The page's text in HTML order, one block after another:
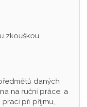
zkouškou.
daných
na ruční práce, a
při příjmu,